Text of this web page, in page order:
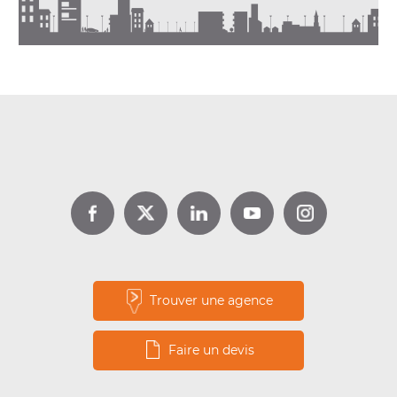
Trouver une agence
Faire un devis